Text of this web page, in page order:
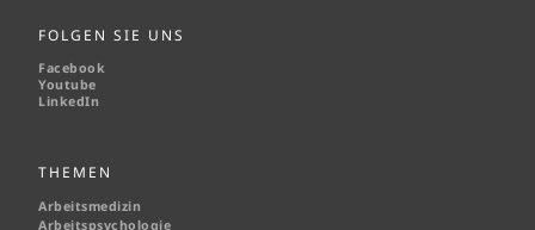
FOLGEN SIE UNS
Facebook
Youtube
LinkedIn
THEMEN
Arbeitsmedizin
Arbeitspsychologie